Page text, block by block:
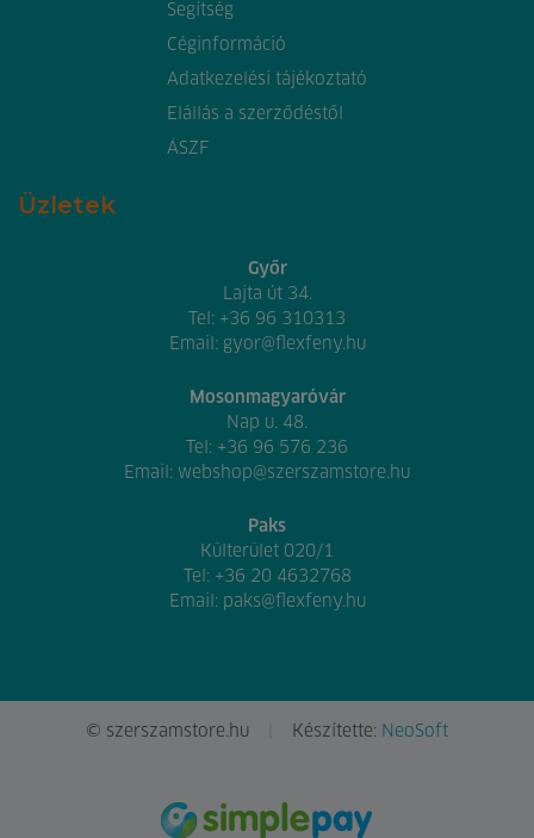
Segítség
Céginformáció
Adatkezelési tájékoztató
Elállás a szerződéstől
ÁSZF
Üzletek
Győr
Lajta út 34.
Tel: +36 96 310313
Email: gyor@flexfeny.hu
Mosonmagyaróvár
Nap u. 48.
Tel: +36 96 576 236
Email: webshop@szerszamstore.hu
Paks
Külterület 020/1
Tel: +36 20 4632768
Email: paks@flexfeny.hu
© szerszamstore.hu Készítette: NeoSoft